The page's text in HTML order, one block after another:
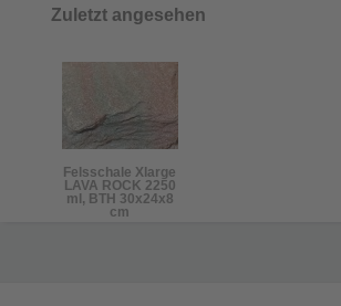
Zuletzt angesehen
Felsschale Xlarge
LAVA ROCK 2250
ml, BTH 30x24x8
cm